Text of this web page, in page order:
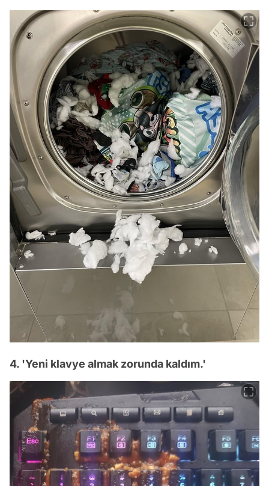
4. 'Yeni klavye almak zorunda kaldım.'